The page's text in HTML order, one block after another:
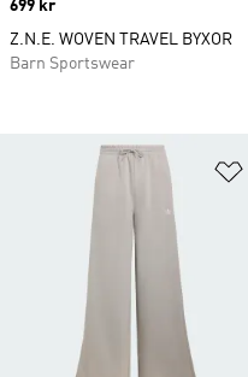
Price
699 kr
Z.N.E. WOVEN TRAVEL BYXOR
Barn Sportswear